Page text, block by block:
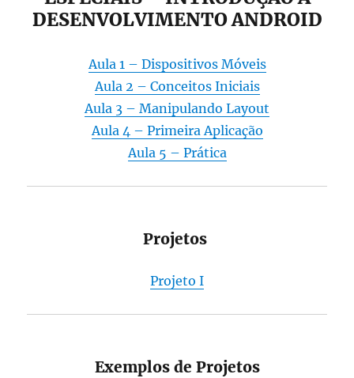
DESENVOLVIMENTO ANDROID
Aula 1 – Dispositivos Móveis
Aula 2 – Conceitos Iniciais
Aula 3 – Manipulando Layout
Aula 4 – Primeira Aplicação
Aula 5 – Prática
Projetos
Projeto I
Exemplos de Projetos